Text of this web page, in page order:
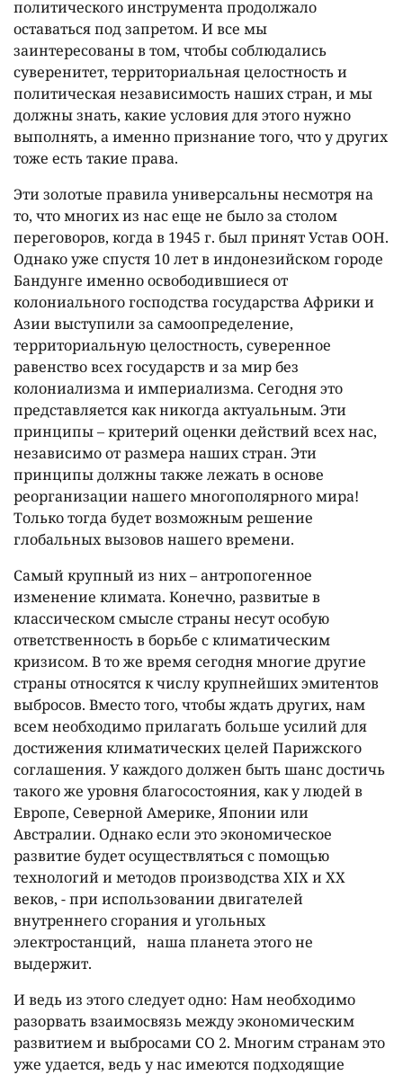
политического инструмента продолжало
оставаться под запретом. И все мы
заинтересованы в том, чтобы соблюдались
суверенитет, территориальная целостность и
политическая независимость наших стран, и мы
должны знать, какие условия для этого нужно
выполнять, а именно признание того, что у других
тоже есть такие права.
Эти золотые правила универсальны несмотря на
то, что многих из нас еще не было за столом
переговоров, когда в 1945 г. был принят Устав ООН.
Однако уже спустя 10 лет в индонезийском городе
Бандунге именно освободившиеся от
колониального господства государства Африки и
Азии выступили за самоопределение,
территориальную целостность, суверенное
равенство всех государств и за мир без
колониализма и империализма. Сегодня это
представляется как никогда актуальным. Эти
принципы – критерий оценки действий всех нас,
независимо от размера наших стран. Эти
принципы должны также лежать в основе
реорганизации нашего многополярного мира!
Только тогда будет возможным решение
глобальных вызовов нашего времени.
Самый крупный из них – антропогенное
изменение климата. Конечно, развитые в
классическом смысле страны несут особую
ответственность в борьбе с климатическим
кризисом. В то же время сегодня многие другие
страны относятся к числу крупнейших эмитентов
выбросов. Вместо того, чтобы ждать других, нам
всем необходимо прилагать больше усилий для
достижения климатических целей Парижского
соглашения. У каждого должен быть шанс достичь
такого же уровня благосостояния, как у людей в
Европе, Северной Америке, Японии или
Австралии. Однако если это экономическое
развитие будет осуществляться с помощью
технологий и методов производства XIX и XX
веков, - при использовании двигателей
внутреннего сгорания и угольных
электростанций, наша планета этого не
выдержит.
И ведь из этого следует одно: Нам необходимо
разорвать взаимосвязь между экономическим
развитием и выбросами СО 2. Многим странам это
уже удается, ведь у нас имеются подходящие